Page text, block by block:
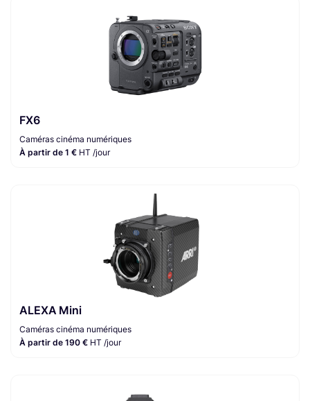
FX6
Caméras cinéma numériques
À partir de 1 € HT /jour
ALEXA Mini
Caméras cinéma numériques
À partir de 190 € HT /jour